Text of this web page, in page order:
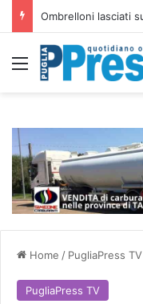
Menu
Home / PugliaPress TV
PugliaPress TV